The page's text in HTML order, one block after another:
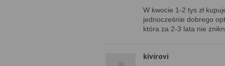
W kwocie 1-2 tys zł
jednocześnie dobrego
która za 2-3 lata nie
kivirovi